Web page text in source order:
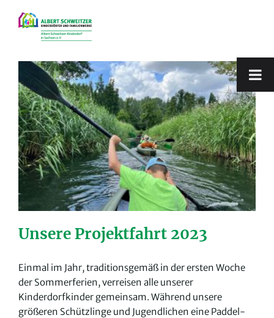
Inhalt
Unsere Projektfahrt 2023
Einmal im Jahr, traditionsgemäß in der ersten Woche
der Sommerferien, verreisen alle unserer
Kinderdorfkinder gemeinsam. Während unsere
größeren Schützlinge und Jugendlichen eine Paddel-